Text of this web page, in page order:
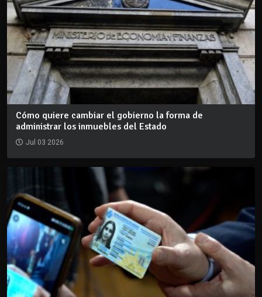
Cómo quiere cambiar el gobierno la forma de
administrar los inmuebles del Estado
Jul 03 2026